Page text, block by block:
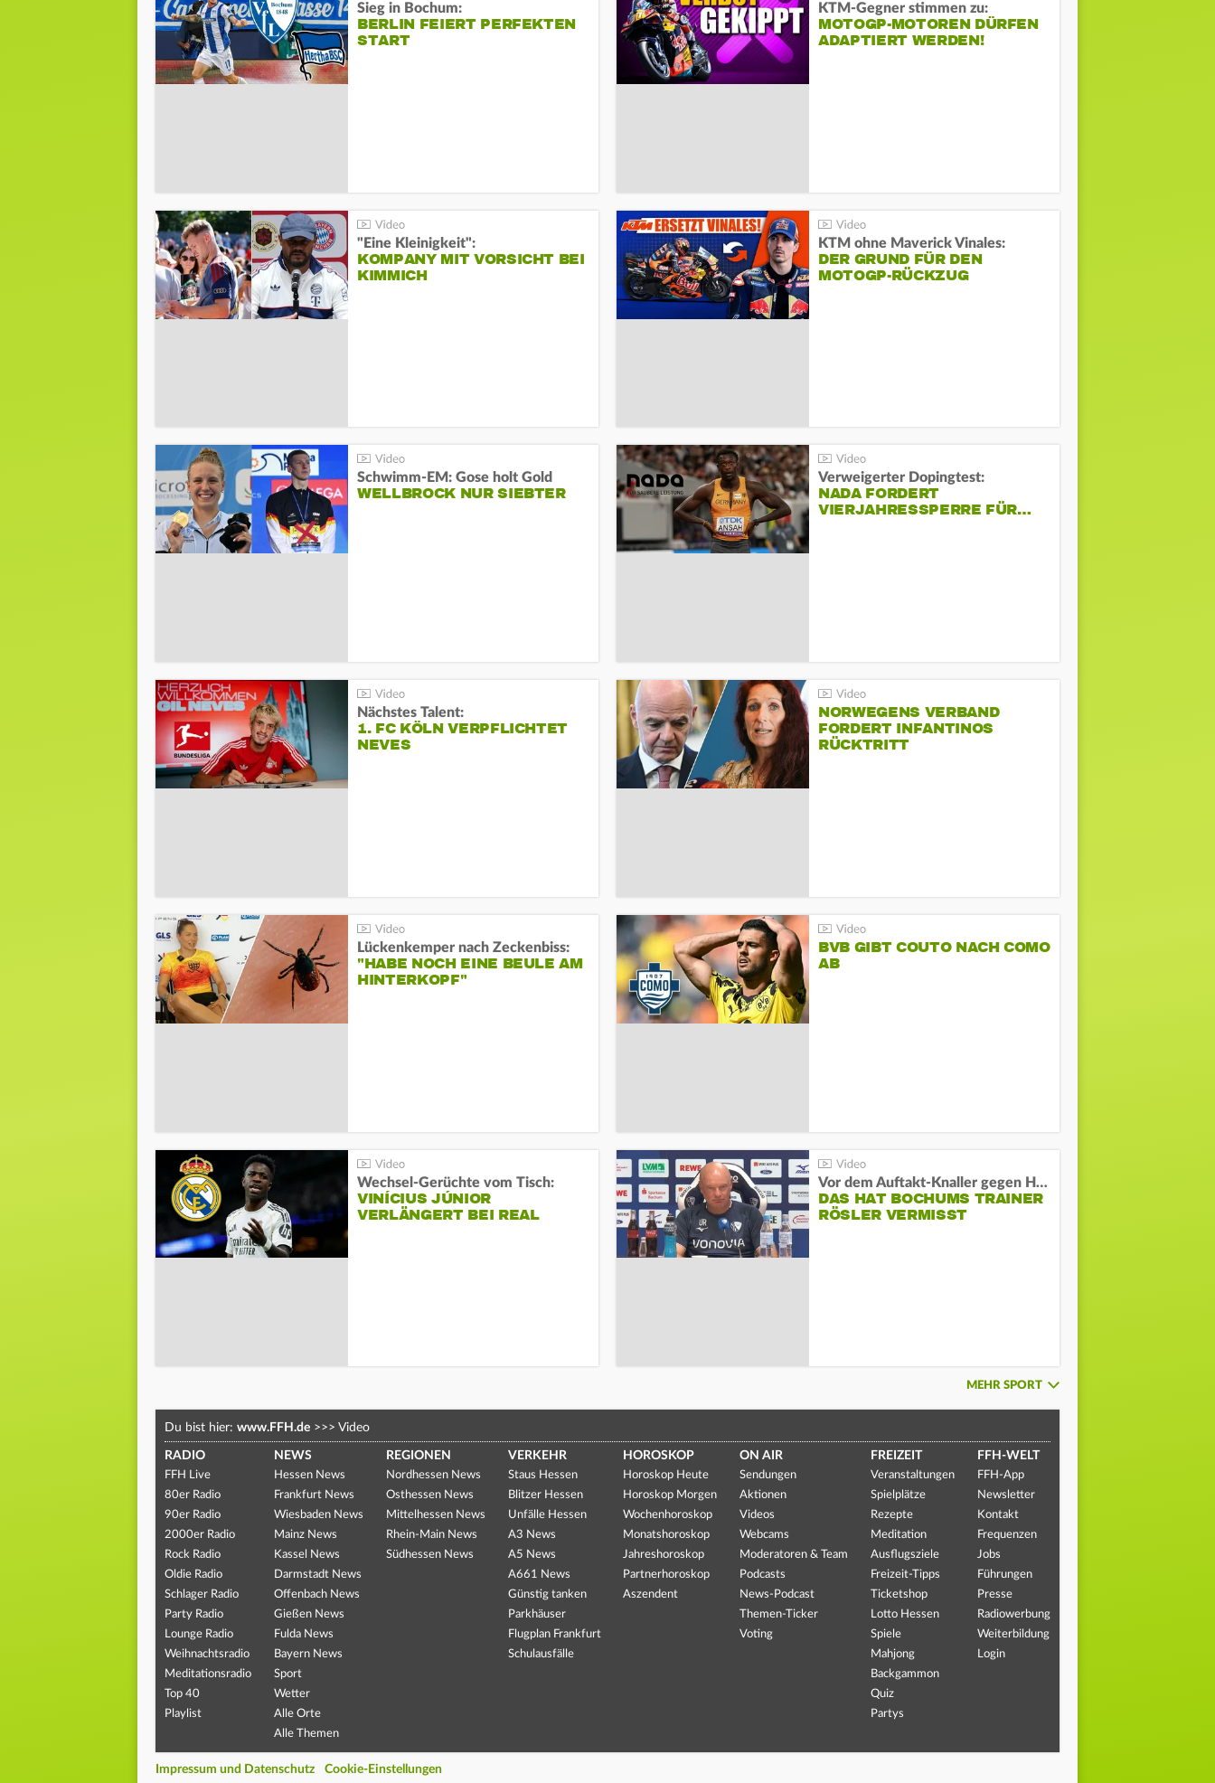
Sieg in Bochum:
BERLIN FEIERT PERFEKTEN
START
KTM-Gegner stimmen zu:
MOTOGP-MOTOREN DÜRFEN
ADAPTIERT WERDEN!
"Eine Kleinigkeit":
KOMPANY MIT VORSICHT BEI
KIMMICH
KTM ohne Maverick Vinales:
DER GRUND FÜR DEN
MOTOGP-RÜCKZUG
Schwimm-EM: Gose holt Gold
WELLBROCK NUR SIEBTER
Verweigerter Dopingtest:
NADA FORDERT
VIERJAHRESSPERRE FÜR…
Nächstes Talent:
1. FC KÖLN VERPFLICHTET
NEVES
NORWEGENS VERBAND
FORDERT INFANTINOS
RÜCKTRITT
Lückenkemper nach Zeckenbiss:
"HABE NOCH EINE BEULE AM
HINTERKOPF"
BVB GIBT COUTO NACH COMO
AB
Wechsel-Gerüchte vom Tisch:
VINÍCIUS JÚNIOR
VERLÄNGERT BEI REAL
Vor dem Auftakt-Knaller gegen Hertha:
DAS HAT BOCHUMS TRAINER
RÖSLER VERMISST
MEHR SPORT
Du bist hier: www.FFH.de >>> Video
RADIO
FFH Live
80er Radio
90er Radio
2000er Radio
Rock Radio
Oldie Radio
Schlager Radio
Party Radio
Lounge Radio
Weihnachtsradio
Meditationsradio
Top 40
Playlist
NEWS
Hessen News
Frankfurt News
Wiesbaden News
Mainz News
Kassel News
Darmstadt News
Offenbach News
Gießen News
Fulda News
Bayern News
Sport
Wetter
Alle Orte
Alle Themen
REGIONEN
Nordhessen News
Osthessen News
Mittelhessen News
Rhein-Main News
Südhessen News
VERKEHR
Staus Hessen
Blitzer Hessen
Unfälle Hessen
A3 News
A5 News
A661 News
Günstig tanken
Parkhäuser
Flugplan Frankfurt
Schulausfälle
HOROSKOP
Horoskop Heute
Horoskop Morgen
Wochenhoroskop
Monatshoroskop
Jahreshoroskop
Partnerhoroskop
Aszendent
ON AIR
Sendungen
Aktionen
Videos
Webcams
Moderatoren & Team
Podcasts
News-Podcast
Themen-Ticker
Voting
FREIZEIT
Veranstaltungen
Spielplätze
Rezepte
Meditation
Ausflugsziele
Freizeit-Tipps
Ticketshop
Lotto Hessen
Spiele
Mahjong
Backgammon
Quiz
Partys
FFH-WELT
FFH-App
Newsletter
Kontakt
Frequenzen
Jobs
Führungen
Presse
Radiowerbung
Weiterbildung
Login
Impressum und Datenschutz Cookie-Einstellungen